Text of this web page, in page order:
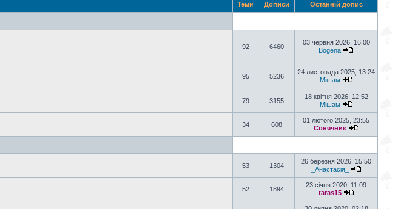
Теми Дописи Останній допис
92 6460
03 червня 2026, 16:00
Bogena
95 5236
24 листопада 2025, 13:24
Мішам
79 3155
18 квітня 2026, 12:52
Мішам
34 608
01 лютого 2025, 23:55
Сонячник
53 1304
26 березня 2026, 15:50
_Анастасія_
52 1894
23 січня 2020, 11:09
taras15